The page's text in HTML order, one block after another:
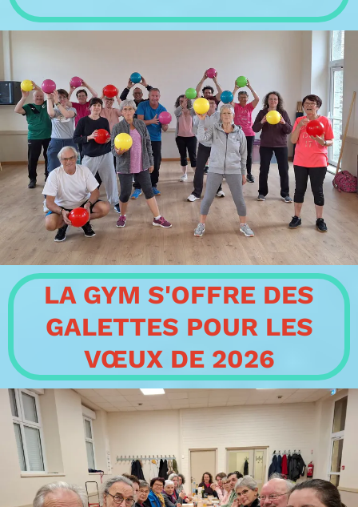
LA GYM S'OFFRE DES
GALETTES POUR LES
VŒUX DE 2026